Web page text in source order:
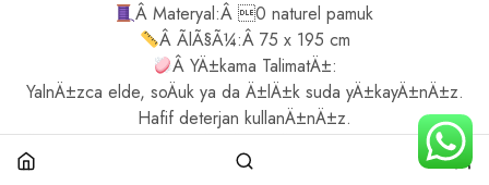
Â Materyal:Â 0 naturel pamuk
Â ÃlÃ§Ã¼:Â 75 x 195 cm
Â YÄ±kama TalimatÄ±:
YalnÄ±zca elde, soÄuk ya da Ä±lÄ±k suda yÄ±kayÄ±nÄ±z.
Hafif deterjan kullanÄ±nÄ±z.
Ãitilemeden, nazikÃ§e sÄ±kÄ±p dÃ¼z bir zeminde sererek
kurutunuz.